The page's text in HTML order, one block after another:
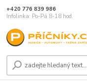
+420 776 839 986
Infolinka: Po-Pá 8-18 hod.